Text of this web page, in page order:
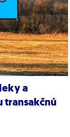
a
transakčnú